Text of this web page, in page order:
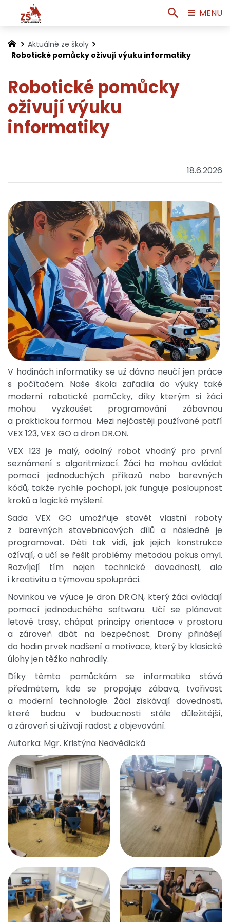
Aktuálně ze školy
Robotické pomůcky oživují výuku informatiky
Robotické pomůcky
oživují výuku
informatiky
18.6.2026
V hodinách informatiky se už dávno neučí jen práce
s počítačem. Naše škola zařadila do výuky také
moderní robotické pomůcky, díky kterým si žáci
mohou vyzkoušet programování zábavnou
a praktickou formou. Mezi nejčastěji používané patří
VEX 123, VEX GO a dron DR.ON.
VEX 123 je malý, odolný robot vhodný pro první
seznámení s algoritmizací. Žáci ho mohou ovládat
pomocí jednoduchých příkazů nebo barevných
kódů, takže rychle pochopí, jak funguje posloupnost
kroků a logické myšlení.
Sada VEX GO umožňuje stavět vlastní roboty
z barevných stavebnicových dílů a následně je
programovat. Děti tak vidí, jak jejich konstrukce
ožívají, a učí se řešit problémy metodou pokus omyl.
Rozvíjejí tím nejen technické dovednosti, ale
i kreativitu a týmovou spolupráci.
Novinkou ve výuce je dron DR.ON, který žáci ovládají
pomocí jednoduchého softwaru. Učí se plánovat
letové trasy, chápat principy orientace v prostoru
a zároveň dbát na bezpečnost. Drony přinášejí
do hodin prvek nadšení a motivace, který by klasické
úlohy jen těžko nahradily.
Díky těmto pomůckám se informatika stává
předmětem, kde se propojuje zábava, tvořivost
a moderní technologie. Žáci získávají dovednosti,
které budou v budoucnosti stále důležitější,
a zároveň si užívají radost z objevování.
Autorka: Mgr. Kristýna Nedvědická
MENU